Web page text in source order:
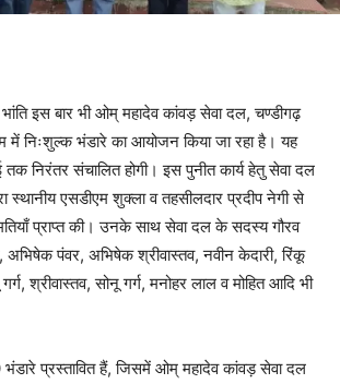
भांति इस बार भी ओम् महादेव कांवड़ सेवा दल, चण्डीगढ़
में निःशुल्क भंडारे का आयोजन किया जा रहा है। यह
निरंतर संचालित होगी। इस पुनीत कार्य हेतु सेवा दल
स्थानीय एसडीएम शुक्ला व तहसीलदार प्रदीप नेगी से
प्राप्त की। उनके साथ सेवा दल के सदस्य गौरव
अभिषेक पंवर, अभिषेक श्रीवास्तव, नवीन केदारी, रिंकू
श्रीवास्तव, सोनू गर्ग, मनोहर लाल व मोहित आदि भी
प्रस्तावित हैं, जिसमें ओम् महादेव कांवड़ सेवा दल